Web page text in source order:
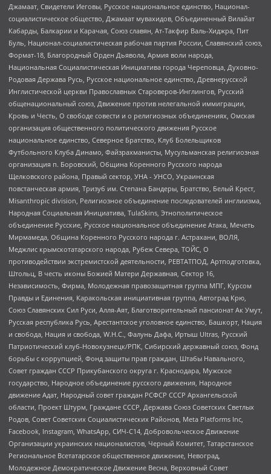
Джамаат, Свидетели Иеговы, Русское национальное единство, Национал-
социалистическое общество, Джамаат мувахидов, Объединенный Вилайат
Кабарды, Балкарии и Карачая, Союз славян, Ат-Такфир Валь-Хиджра, Пит
Буль, Национал-социалистическая рабочая партия России, Славянский союз,
Формат-18, Благородный Орден Дьявола, Армия воли народа,
Национальная Социалистическая Инициатива города Череповца, Духовно-
Родовая Держава Русь, Русское национальное единство, Древнерусской
Инглистической церкви Православных Староверов-Инглингов, Русский
общенациональный союз, Движение против нелегальной иммиграции,
Кровь и Честь, О свободе совести и о религиозных объединениях, Омская
организация общественного политического движения Русское
национальное единство, Северное Братство, Клуб Болельщиков
Футбольного Клуба Динамо, Файзрахманисты, Мусульманская религиозная
организация п. Боровский, Община Коренного Русского народа
Щелковского района, Правый сектор, УНА - УНСО, Украинская
повстанческая армия, Тризуб им. Степана Бандеры, Братство, Белый Крест,
Misanthropic division, Религиозное объединение последователей инглиизма,
Народная Социальная Инициатива, TulaSkins, Этнополитическое
объединение Русские, Русское национальное объединение Атака, Мечеть
Мирмамеда, Община Коренного Русского народа г. Астрахани, ВОЛЯ,
Меджлис крымскотатарского народа, Рубеж Севера, ТОЙС, О
противодействии экстремистской деятельности, РЕВТАТПОД, Артподготовка,
Штольц, В честь иконы Божией Матери Державная, Сектор 16,
Независимость, Фирма, Молодежная правозащитная группа МПГ, Курсом
Правды и Единения, Каракольская инициативная группа, Автоград Крю,
Союз Славянских Сил Руси, Алля-Аят, Благотворительный пансионат Ак Умут,
Русская республика Русь, Арестантское уголовное единство, Башкорт, Нация
и свобода, Нация и свобода, W.H.С., Фалунь Дафа, Иртыш Ultras, Русский
Патриотический клуб-Новокузнецк/РПК, Сибирский державный союз, Фонд
борьбы с коррупцией, Фонд защиты прав граждан, Штабы Навального,
Совет граждан СССР Прикубанского округа г. Краснодара, Мужское
государство, Народное объединение русского движения, Народное
движение Адат, Народный совет граждан РСФСР СССР Архангельской
области, Проект Штурм, Граждане СССР, Держава Союз Советских Светлых
Родов, Совет Советских Социалистических Районов, Meta Platforms Inc,
Facebook, Instagram, WhatsApp, СИЧ-С14, Добровольческое Движение
Организации украинских националистов, Черный Комитет, Татарстанское
Региональное Всетатарское общественное движение, Невоград,
Молодежное Демократическое Движение Весна, Верховный Совет